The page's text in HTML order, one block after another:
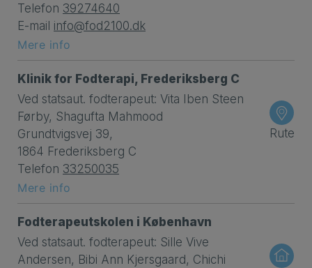
Telefon 39274640
E-mail info@fod2100.dk
Mere info
Klinik for Fodterapi, Frederiksberg C
Ved statsaut. fodterapeut: Vita Iben Steen
Førby, Shagufta Mahmood
Grundtvigsvej 39,
1864 Frederiksberg C
Telefon 33250035
Mere info
Rute
Fodterapeutskolen i København
Ved statsaut. fodterapeut: Sille Vive
Andersen, Bibi Ann Kjersgaard, Chichi